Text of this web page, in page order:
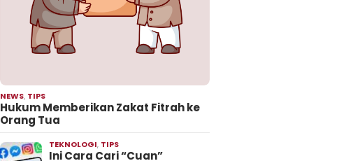
NEWS, TIPS
Hukum Memberikan Zakat Fitrah ke
Orang Tua
TEKNOLOGI, TIPS
Ini Cara Cari “Cuan”